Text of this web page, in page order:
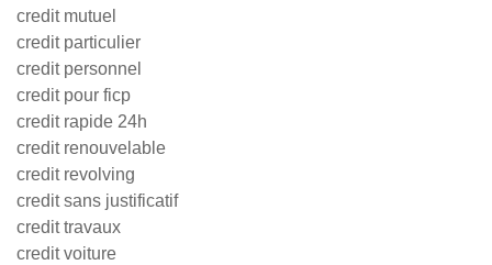
credit mutuel
credit particulier
credit personnel
credit pour ficp
credit rapide 24h
credit renouvelable
credit revolving
credit sans justificatif
credit travaux
credit voiture